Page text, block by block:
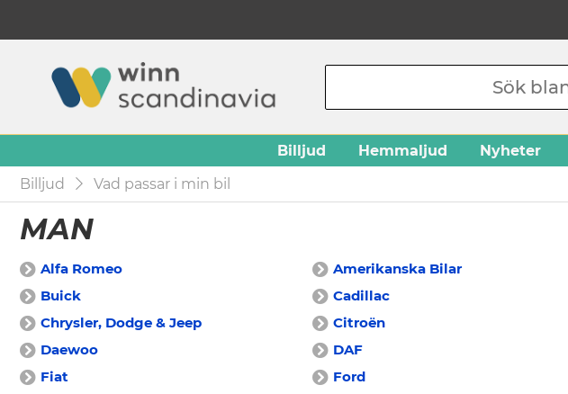
Billjud Hemmaljud Nyheter
Billjud
Vad passar i min bil
MAN
Alfa Romeo Amerikanska Bilar
Buick
Cadillac
Chrysler, Dodge & Jeep
Citroën
Daewoo
DAF
Fiat
Ford